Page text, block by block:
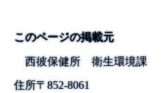
このページの掲載元
西彼保健所 衛生環境課
住所〒852-8061